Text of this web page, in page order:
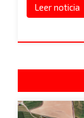
Leer noticia